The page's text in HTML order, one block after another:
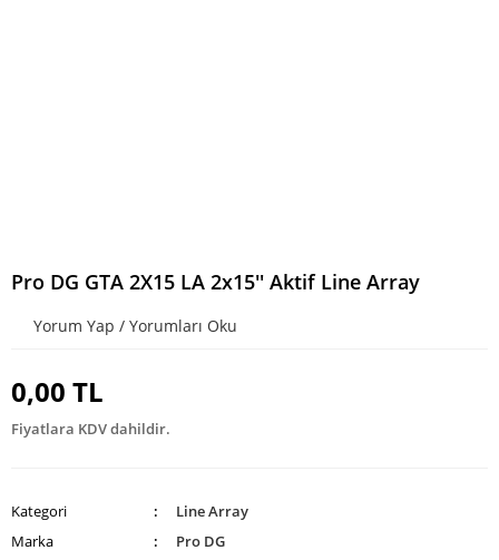
Pro DG GTA 2X15 LA 2x15'' Aktif Line Array
Yorum Yap / Yorumları Oku
0,00 TL
Fiyatlara KDV dahildir.
Kategori
Line Array
Marka
Pro DG